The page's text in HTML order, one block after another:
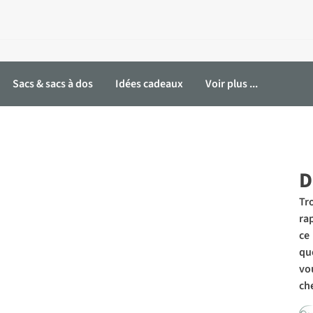
Sacs & sacs à dos Idées cadeaux Voir plus ...
ce